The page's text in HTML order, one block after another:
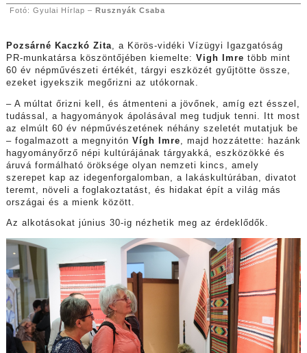
Fotó: Gyulai Hírlap – Rusznyák Csaba
Pozsárné Kaczkó Zita, a Körös-vidéki Vízügyi Igazgatóság
PR-munkatársa köszöntőjében kiemelte: Vigh Imre több mint
60 év népművészeti értékét, tárgyi eszközét gyűjtötte össze,
ezeket igyekszik megőrizni az utókornak.
– A múltat őrizni kell, és átmenteni a jövőnek, amíg ezt ésszel,
tudással, a hagyományok ápolásával meg tudjuk tenni. Itt most
az elmúlt 60 év népművészetének néhány szeletét mutatjuk be
– fogalmazott a megnyitón Vígh Imre , majd hozzátette: hazánk
hagyományőrző népi kultúrájának tárgyakká, eszközökké és
áruvá formálható öröksége olyan nemzeti kincs, amely
szerepet kap az idegenforgalomban, a lakáskultúrában, divatot
teremt, növeli a foglakoztatást, és hidakat épít a világ más
országai és a mienk között.
Az alkotásokat június 30-ig nézhetik meg az érdeklődők.